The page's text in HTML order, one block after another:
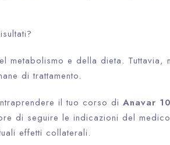
metabolismo e della dieta. Tuttavia,
di trattamento.
il tuo corso di Anavar
di seguire le indicazioni del
effetti collaterali.